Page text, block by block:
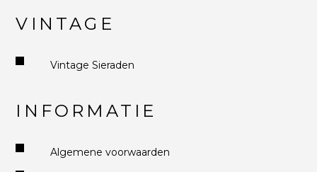
VINTAGE
Vintage Sieraden
INFORMATIE
Algemene voorwaarden